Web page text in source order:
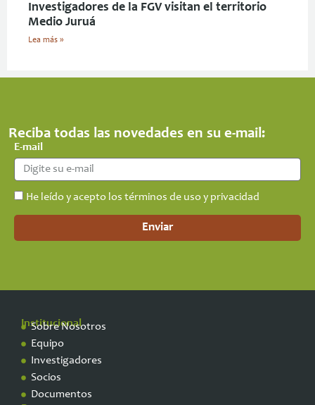
Investigadores de la FGV visitan el territorio
Medio Juruá
Lea más »
Reciba todas las novedades en su e-mail:
E-mail
He leído y acepto los términos de uso y privacidad
Enviar
Institucional
Sobre Nosotros
Equipo
Investigadores
Socios
Documentos